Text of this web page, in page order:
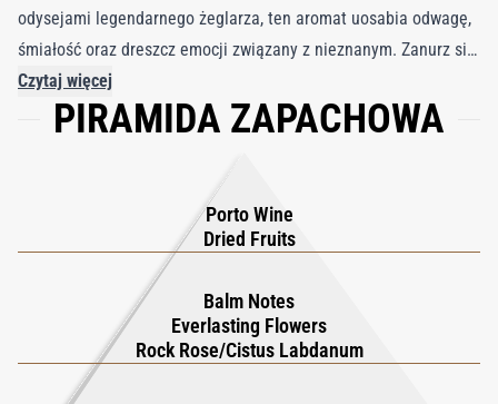
odysejami legendarnego żeglarza, ten aromat uosabia odwagę,
śmiałość oraz dreszcz emocji związany z nieznanym. Zanurz się
w woni litego drewna i waniliowych beczek, przywołującej ducha
otwartych mórz i odległych krain. Niczym łodzie Rabelo
ciepłem dębowych kadzi. Pozwól, aby zapach macerowanych
suszonych owoców i nieśmiertelnika przeniósł Cię w podróż
pełną śmiałych przygód i niezapomnianych chwil. Z Bello Rabelo
Eau de Parfum każdy dzień niesie obietnicę przygody i urok
Czytaj więcej
PIRAMIDA ZAPACHOWA
Porto Wine
Dried Fruits
Balm Notes
Everlasting Flowers
Rock Rose/Cistus Labdanum